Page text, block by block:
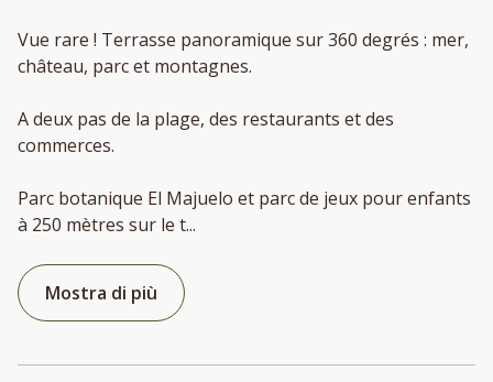
Vue rare ! Terrasse panoramique sur 360 degrés : mer,
château, parc et montagnes.
A deux pas de la plage, des restaurants et des
commerces.
Parc botanique El Majuelo et parc de jeux pour enfants
à 250 mètres sur le t...
Mostra di più